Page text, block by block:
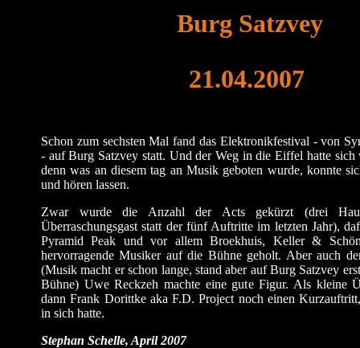
Burg Satzvey
21.04.2007
Schon zum sechsten Mal fand das Elektronikfestival - von
- auf Burg Satzvey statt. Und der Weg in die Eiffel hatte
denn was an diesem tag an Musik geboten wurde, konnte
und hören lassen.
Zwar wurde die Anzahl der Acts gekürzt (drei
Überraschungsgast statt der fünf Auftritte im letzten Jahr),
Pyramid Peak und vor allem Broekhuis, Keller &
hervorragende Musiker auf die Bühne geholt. Aber auch
(Musik macht er schon lange, stand aber auf Burg Satzvey
Bühne) Uwe Reckzeh machte eine gute Figur. Als kleine
dann Frank Dorittke aka F.D. Project noch einen
in sich hatte.
Stephan Schelle, April 2007